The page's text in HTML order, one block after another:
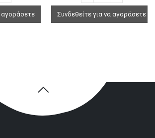
αγοράσετε Συνδεθείτε για να αγοράσετε